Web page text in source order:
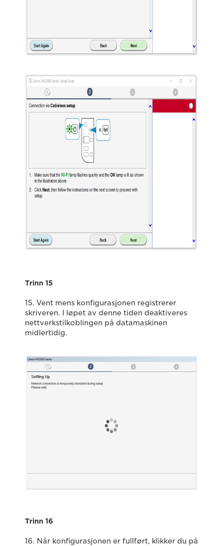
Trinn 15
15. Vent mens konfigurasjonen registrerer
skriveren. I løpet av denne tiden deaktiveres
nettverkstilkoblingen på datamaskinen
midlertidig.
Trinn 16
16. Når konfigurasjonen er fullført, klikker du på